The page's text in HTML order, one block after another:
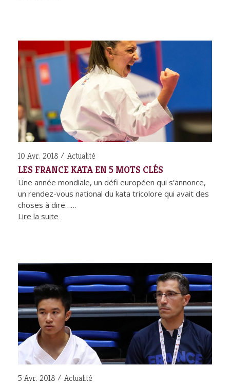
10 Avr. 2018 Actualité
LES FRANCE KATA EN 5 MOTS CLÉS
Une année mondiale, un défi européen qui s’annonce,
un rendez-vous national du kata tricolore qui avait des
choses à dire……
Lire la suite
5 Avr. 2018 Actualité